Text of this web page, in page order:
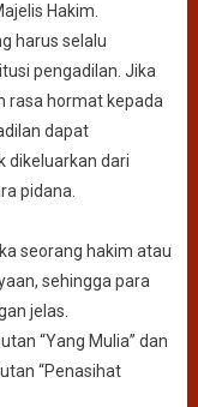
Hakim.
harus selalu
pengadilan. Jika
rasa hormat kepada
dapat
dikeluarkan dari
pidana.
seorang hakim atau
sehingga para
jelas.
“Yang Mulia” dan
“Penasihat